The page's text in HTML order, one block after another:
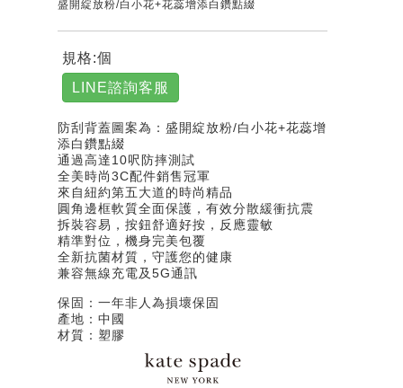
盛開綻放粉/白小花+花蕊增添白鑽點綴
規格:個
LINE諮詢客服
防刮背蓋圖案為：盛開綻放粉/白小花+花蕊增
添白鑽點綴
通過高達10呎防摔測試
全美時尚3C配件銷售冠軍
來自紐約第五大道的時尚精品
圓角邊框軟質全面保護，有效分散緩衝抗震
拆裝容易，按鈕舒適好按，反應靈敏
精準對位，機身完美包覆
全新抗菌材質，守護您的健康
兼容無線充電及5G通訊
保固：一年非人為損壞保固
產地：中國
材質：塑膠